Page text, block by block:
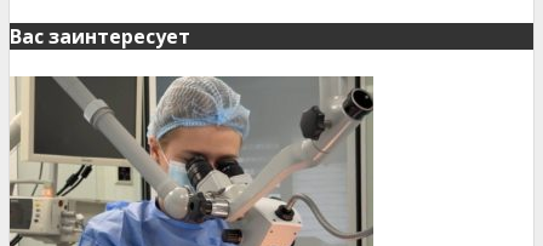
Вас заинтересует